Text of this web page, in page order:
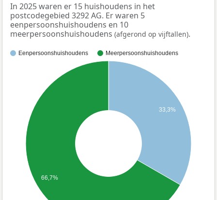
In 2025 waren er 15 huishoudens in het
postcodegebied 3292 AG. Er waren 5
eenpersoonshuishoudens en 10
meerpersoonshuishoudens (afgerond op vijftallen).
Eenpersoonshuishoudens Meerpersoonshuishoudens
33,3%
66,7%